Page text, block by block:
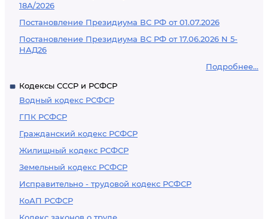
18А/2026
Постановление Президиума ВС РФ от 01.07.2026
Постановление Президиума ВС РФ от 17.06.2026 N 5-
НАД26
Подробнее...
Кодексы СССР и РСФСР
Водный кодекс РСФСР
ГПК РСФСР
Гражданский кодекс РСФСР
Жилищный кодекс РСФСР
Земельный кодекс РСФСР
Исправительно - трудовой кодекс РСФСР
КоАП РСФСР